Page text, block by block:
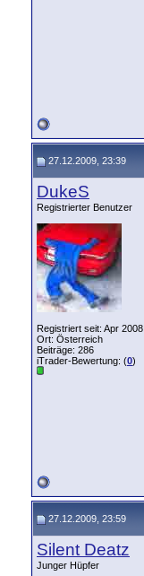
27.12.2009, 23:39
DukeS
Registrierter Benutzer
Registriert seit: Apr 2008
Ort: Österreich
Beiträge: 286
iTrader-Bewertung: (0)
27.12.2009, 23:59
Silent Deatz
Junger Hüpfer